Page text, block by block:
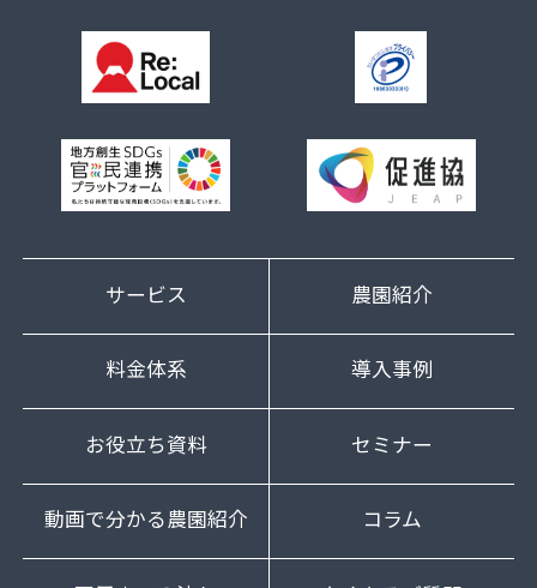
サービス 農園紹介
料金体系 導入事例
お役立ち資料 セミナー
動画で分かる農園紹介 コラム